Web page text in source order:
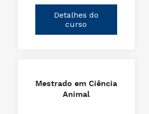
Detalhes do
curso
Mestrado em Ciência
Animal